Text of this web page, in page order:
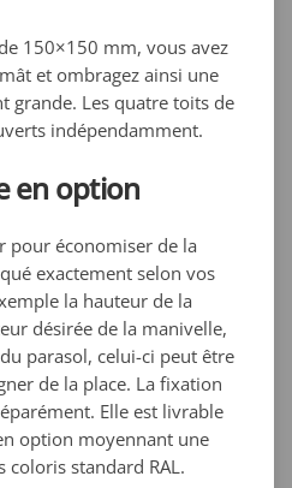
150×150 mm, vous avez
et ombragez ainsi une
grande. Les quatre toits de
indépendamment.
en option
pour économiser de la
exactement selon vos
la hauteur de la
désirée de la manivelle,
parasol, celui-ci peut être
de la place. La fixation
Elle est livrable
option moyennant une
coloris standard RAL.